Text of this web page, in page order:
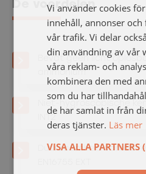
De voordelen
Bevat geen licht
ammonium
Duurzaamheid van de
Vi använder cookies
innehåll, annonser
vår trafik. Vi delar
din användning av vår
våra reklam- och
kombinera den med
som du har
de har samlat in från
deras tjänster. Läs mer
VISA ALLA PARTNERS